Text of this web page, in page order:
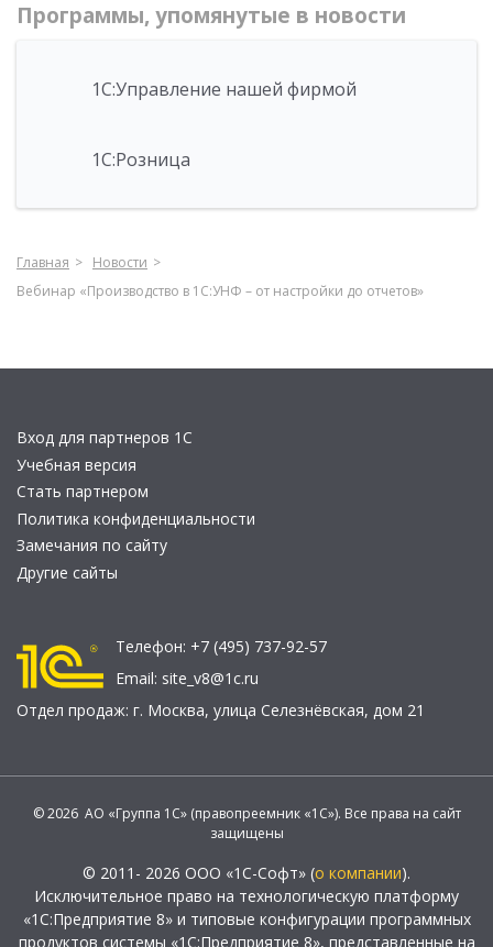
Программы, упомянутые в новости
1С:Управление нашей фирмой
1С:Розница
Главная
Новости
Вебинар «Производство в 1С:УНФ – от настройки до отчетов»
Вход для партнеров 1С
Учебная версия
Стать партнером
Политика конфиденциальности
Замечания по сайту
Другие сайты
Телефон: +7 (495) 737-92-57
Email: site_v8@1c.ru
Отдел продаж: г. Москва, улица Селезнёвская, дом 21
© 2026 АО «Группа 1С» (правопреемник «1С»). Все права на сайт
защищены
© 2011- 2026 ООО «1С-Софт» (о компании).
Исключительное право на технологическую платформу
«1С:Предприятие 8» и типовые конфигурации программных
продуктов системы «1С:Предприятие 8», представленные на